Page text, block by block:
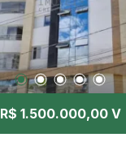
R$ 1.500.000,00 V